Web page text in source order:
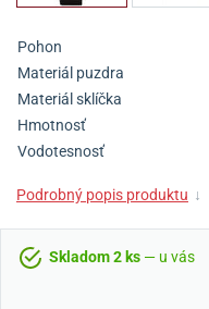
Pohon
Materiál puzdra
Materiál sklíčka
Hmotnosť
Vodotesnosť
Podrobný popis produktu ↓
Skladom 2 ks — u vás